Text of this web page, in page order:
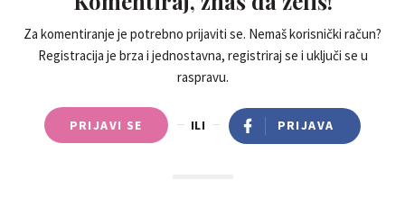
Za komentiranje je potrebno prijaviti se. Nemaš korisnički račun?
Registracija je brza i jednostavna, registriraj se i uključi se u
raspravu.
PRIJAVI SE ILI PRIJAVA